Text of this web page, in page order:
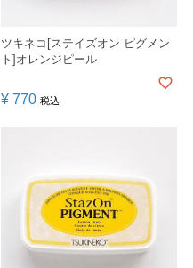
ツキネコ[ステイズオン ピグメン
ト]オレンジピール
¥ 770 税込